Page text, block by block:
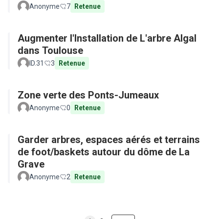
Anonyme 7 Retenue
Augmenter l'Installation de L'arbre Algal
dans Toulouse
ID.31 3 Retenue
Zone verte des Ponts-Jumeaux
Anonyme 0 Retenue
Garder arbres, espaces aérés et terrains
de foot/baskets autour du dôme de La
Grave
Anonyme 2 Retenue